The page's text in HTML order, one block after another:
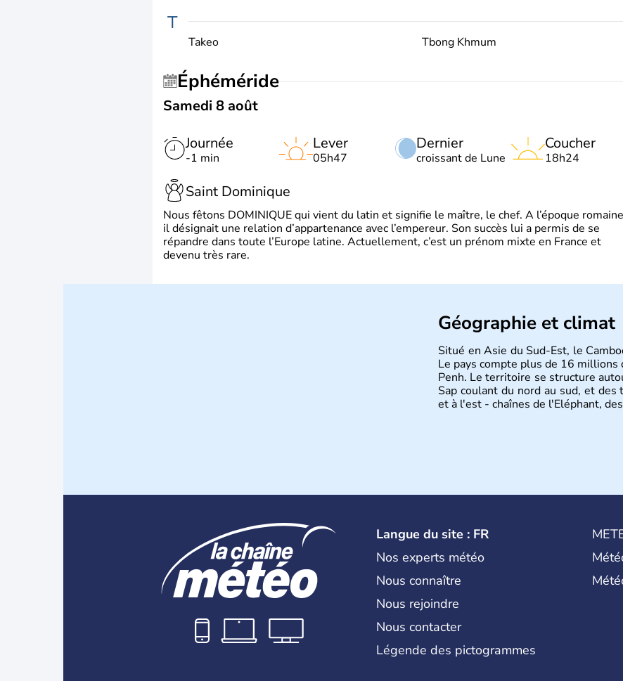
T
Takeo Tbong Khmum
Éphéméride
Samedi 8 août
Journée
-1 min
Dernier
croissant de Lune
Lever
05h47
Coucher
18h24
Saint Dominique
Nous fêtons DOMINIQUE qui vient du latin et signifie le maître, le chef. A l’époque
il désignait une relation d’appartenance avec l’empereur. Son succès lui a permis de se
répandre dans toute l’Europe latine. Actuellement, c’est un prénom mixte en France et
devenu très rare.
Géographie et climat
Situé en Asie du Sud-Est, le
Le pays compte plus de 16
Penh. Le territoire se structure
Sap coulant du nord au sud, et
et à l'est - chaînes de l'Eléphant,
Langue du site : FR
Nos experts météo
Nous connaître
Nous rejoindre
Nous contacter
Légende des pictogrammes